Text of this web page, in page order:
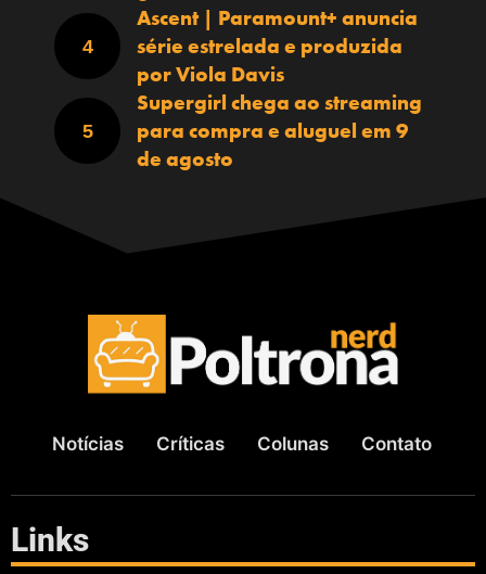
Ascent | Paramount+ anuncia
série estrelada e produzida
por Viola Davis
Supergirl chega ao streaming
para compra e aluguel em 9
de agosto
Notícias Críticas Colunas Contato
Links